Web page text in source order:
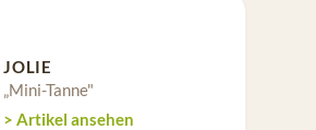
JOLIE
„Mini-Tanne"
> Artikel ansehen